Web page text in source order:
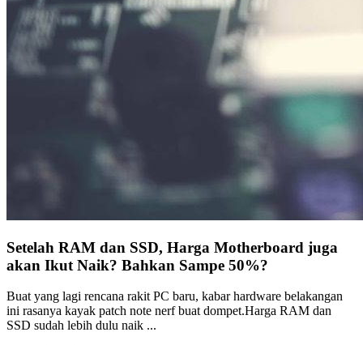
Setelah RAM dan SSD, Harga Motherboard juga
akan Ikut Naik? Bahkan Sampe 50%?
Buat yang lagi rencana rakit PC baru, kabar hardware belakangan
ini rasanya kayak patch note nerf buat dompet.Harga RAM dan
SSD sudah lebih dulu naik ...